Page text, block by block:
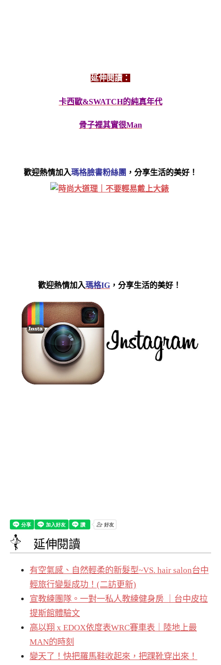
延伸閱讀：
卡西歐&SWATCH的純真年代
骨子裡其實很Man
歡迎熱情加入瑪格臉書粉絲團 ，分享生活的美好！
歡迎熱情加入瑪格IG ，分享生活的美好！
延伸閱讀
有空氣感、自然輕柔的新髮型~VS. hair salon台中
輕旅行變髮成功！(二訪更新)
宣教練團隊。一對一私人教練健身房 ｜台中皮拉
提斯館體驗文
高以翔 x EDOX依度表WRC賽車表｜陸地上最
MAN的時刻
變天了！快把羅馬鞋收起來，把踝靴穿出來！